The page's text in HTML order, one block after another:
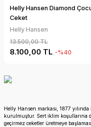
Helly Hansen Diamond
Ceket
Helly Hansen
13.500,00 TL
8.100,00 TL -%40
Helly Hansen markası, 1877
kurulmuştur. Sert iklim koşullarına
geçirmez ceketler üretmeye